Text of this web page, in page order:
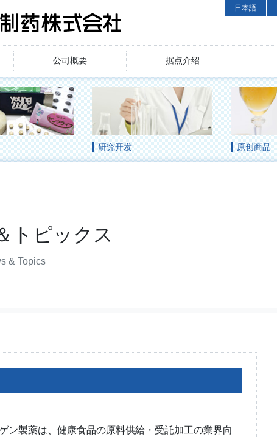
日本語
公司概要 据点介绍
研究开发 原创商品
トピックス
& Topics
ン製薬は、健康食品の原料供給・受託加工の業界向